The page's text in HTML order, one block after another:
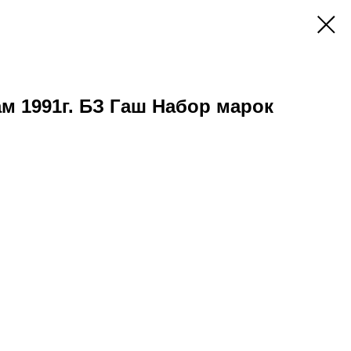
1991г. БЗ Гаш Набор марок